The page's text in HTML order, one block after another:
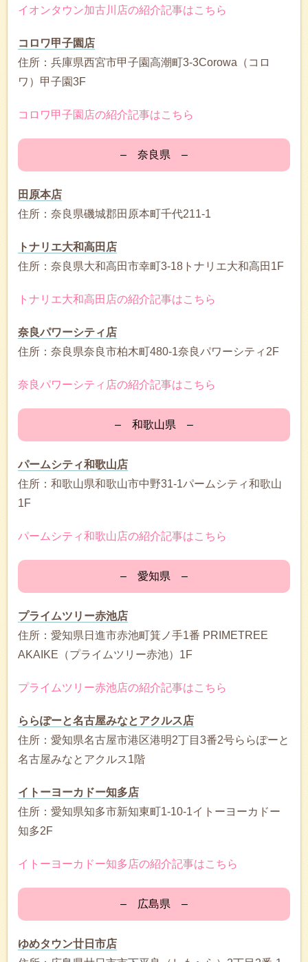
イオンタウン加古川店の紹介記事はこちら
コロワ甲子園店
住所：兵庫県西宮市甲子園高潮町3-3Corowa（コロ
ワ）甲子園3F
コロワ甲子園店の紹介記事はこちら
– 奈良県 –
田原本店
住所：奈良県磯城郡田原本町千代211-1
トナリエ大和高田店
住所：奈良県大和高田市幸町3-18トナリエ大和高田1F
トナリエ大和高田店の紹介記事はこちら
奈良パワーシティ店
住所：奈良県奈良市柏木町480-1奈良パワーシティ2F
奈良パワーシティ店の紹介記事はこちら
– 和歌山県 –
パームシティ和歌山店
住所：和歌山県和歌山市中野31-1パームシティ和歌山
1F
パームシティ和歌山店の紹介記事はこちら
– 愛知県 –
プライムツリー赤池店
住所：愛知県日進市赤池町箕ノ手1番 PRIMETREE
AKAIKE（プライムツリー赤池）1F
プライムツリー赤池店の紹介記事はこちら
ららぽーと名古屋みなとアクルス店
住所：愛知県名古屋市港区港明2丁目3番2号ららぽーと
名古屋みなとアクルス1階
イトーヨーカドー知多店
住所：愛知県知多市新知東町1-10-1イトーヨーカドー
知多2F
イトーヨーカドー知多店の紹介記事はこちら
– 広島県 –
ゆめタウン廿日市店